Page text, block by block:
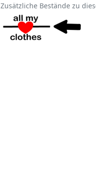
Zusätzliche Bestände zu